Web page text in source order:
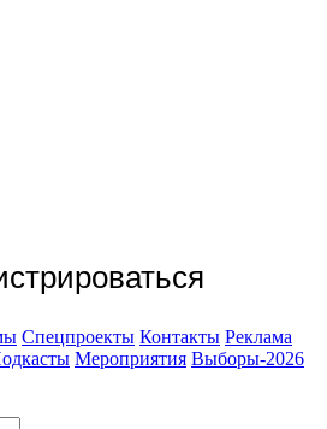
Спецпроекты Контакты Реклама
Мероприятия Выборы-2026